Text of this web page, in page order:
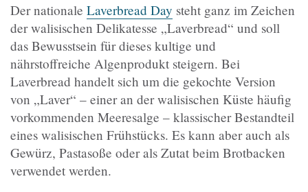
Der nationale Laverbread Day steht ganz im Zeichen
der walisischen Delikatesse „Laverbread“ und soll
das Bewusstsein für dieses kultige und
nährstoffreiche Algenprodukt steigern. Bei
Laverbread handelt sich um die gekochte Version
von „Laver“ – einer an der walisischen Küste häufig
vorkommenden Meeresalge – klassischer Bestandteil
eines walisischen Frühstücks. Es kann aber auch als
Gewürz, Pastasoße oder als Zutat beim Brotbacken
verwendet werden.